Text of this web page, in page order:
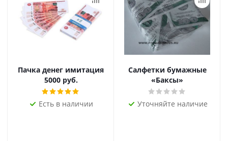
Пачка денег имитация
5000 руб.
Есть в наличии
Салфетки бумажные
«Баксы»
Уточняйте наличие